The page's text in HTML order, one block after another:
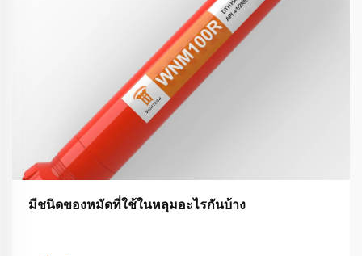
มีชนิดของหมัดที่ใช้ในหลุมอะไรกันบ้าง